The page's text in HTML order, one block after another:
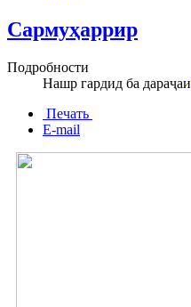
Сармуҳаррир
Подробности
Нашр гардид ба дараҷаи
Печать
E-mail